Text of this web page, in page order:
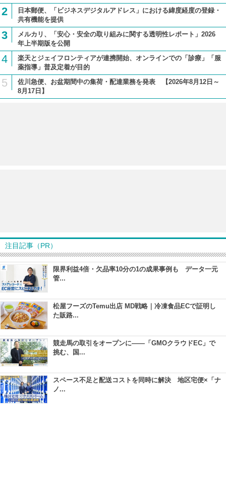
2
日本郵便、「ビジネスデジタルアドレス」における緯度経度の登録・
共有機能を提供
3
メルカリ、「安心・安全の取り組みに関する透明性レポート」2026
年上半期版を公開
4
楽天とジェイフロンティアが連携開始、オンラインでの「診療」「服
薬指導」普及定着が目的
5
佐川急便、お盆期間中の集荷・配達業務を発表 【2026年8月12日～
8月17日】
注目記事（PR）
限界利益4倍・欠品率10分の1の成果事例も データ一元
管...
松屋フーズのTemu出店 MD戦略｜冷凍食品ECで証明し
た販路...
競走馬の取引をオープンに――「GMOクラウドEC」で
挑む、国...
スペース不足と配送コストを同時に解決 地区宅便×「ナ
ノ...